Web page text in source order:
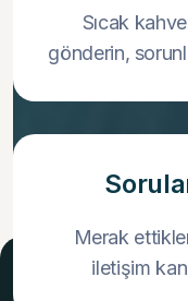
Sıcak
gönderin,
Merak
iletişim